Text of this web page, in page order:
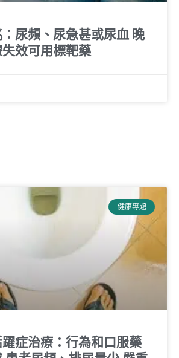
尿頻、尿急甚或尿血 晚
效可用標靶藥
健康專題
症治療：行為和口服藥